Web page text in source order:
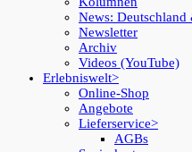
News: Deutschland
Newsletter
Archiv
Videos (YouTube)
Erlebniswelt
Online-Shop
Angebote
Lieferservice
AGBs